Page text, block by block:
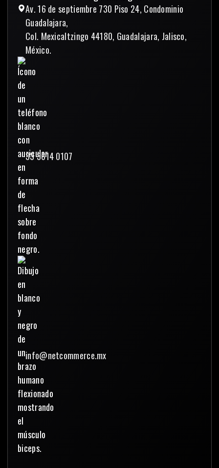
Av. 16 de septiembre 730 Piso 24, Condominio
Guadalajara,
Col. Mexicaltzingo 44180, Guadalajara, Jalisco,
México.
33 3614 0107
info@netcommerce.mx